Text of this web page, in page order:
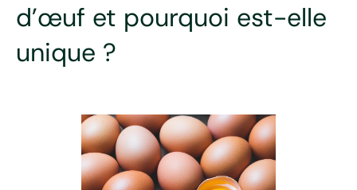
d’œuf et pourquoi est-elle
unique ?